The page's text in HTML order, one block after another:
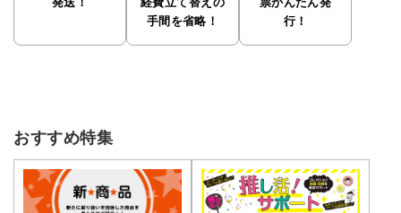
発送！
経費立て替えの
手間を省略！
票かんたん発
行！
おすすめ特集